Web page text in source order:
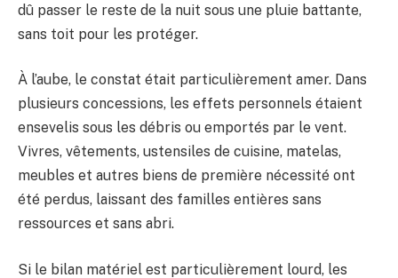
dû passer le reste de la nuit sous une pluie battante,
sans toit pour les protéger.
À l’aube, le constat était particulièrement amer. Dans
plusieurs concessions, les effets personnels étaient
ensevelis sous les débris ou emportés par le vent.
Vivres, vêtements, ustensiles de cuisine, matelas,
meubles et autres biens de première nécessité ont
été perdus, laissant des familles entières sans
ressources et sans abri.
Si le bilan matériel est particulièrement lourd, les